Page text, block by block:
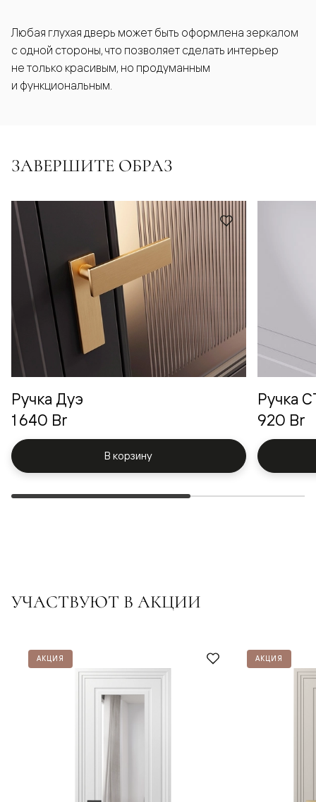
Любая глухая дверь может быть оформлена зеркалом
с одной стороны, что позволяет сделать интерьер
не только красивым, но продуманным
и функциональным.
ЗАВЕРШИТЕ ОБРАЗ
Ручка Дуэ
1 640 Br
В корзину
Ручка
920 Br
УЧАСТВУЮТ В АКЦИИ
АКЦИЯ АКЦИЯ